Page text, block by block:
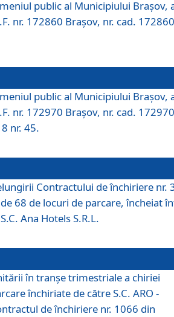
public al Municipiului Braşov,
nr. 172860 Brașov, nr. cad.
public al Municipiului Braşov,
nr. 172970 Brașov, nr. cad.
nr. 45.
Contractului de închiriere nr.
68 de locuri de parcare, încheiat
Ana Hotels S.R.L.
în tranșe trimestriale a chiriei
închiriate de către S.C. ARO -
de închiriere nr. 1066 din